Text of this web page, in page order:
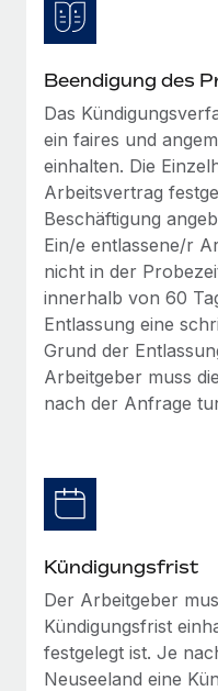
Background-Checks
Compliance
Lückenlose
Geräteverwaltung
Globale
Geräten
Gründung von
Schnelle,
Niederlassungen
Mobilität und
Mühelose Relocation
Mühelose Verwaltung
So hat der KI-
Remote um 120 %
Weaviate auf einen Blick
Open-Source-
Mehr erfahren
Strategische
Reverse Tech und
Management und
Reverse Tech auf einen
Wellness-Startup
Hol dir Unterstützung
BLOG
Globale Payroll
EOR und PEO
Contractor
Steuern
Den Blog erkunden
Neues zu Remote-
Gusto und Zero
Plus
Auch im neuen Jahr
Mehr erfahren
Beendigung des
Das
ein faires und
einhalten. Die
Arbeitsvertrag
Beschäftigung
Ein/e entlassene/r
nicht in der
innerhalb von 60
Entlassung eine
Grund der
Arbeitgeber muss
nach der Anfrage
Kündigungsfrist
Der Arbeitgeber
Kündigungsfrist
festgelegt ist. Je
Neuseeland eine